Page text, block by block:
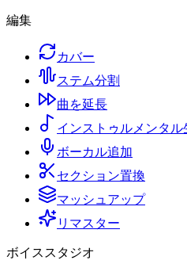
編集
カバー
ステム分割
曲を延長
インストゥルメンタル
ボーカル追加
セクション置換
マッシュアップ
リマスター
ボイススタジオ